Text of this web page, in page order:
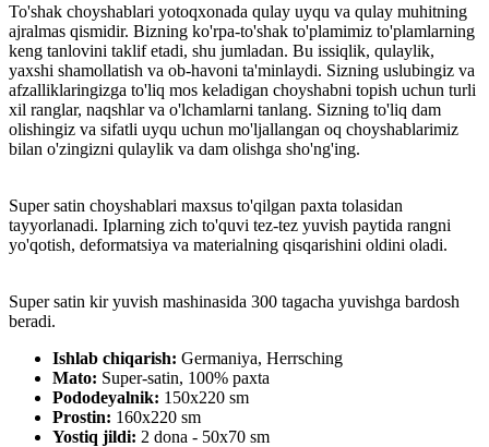
To'shak choyshablari yotoqxonada qulay uyqu va qulay muhitning
ajralmas qismidir. Bizning ko'rpa-to'shak to'plamimiz to'plamlarning
keng tanlovini taklif etadi, shu jumladan. Bu issiqlik, qulaylik,
yaxshi shamollatish va ob-havoni ta'minlaydi. Sizning uslubingiz va
afzalliklaringizga to'liq mos keladigan choyshabni topish uchun turli
xil ranglar, naqshlar va o'lchamlarni tanlang. Sizning to'liq dam
olishingiz va sifatli uyqu uchun mo'ljallangan oq choyshablarimiz
bilan o'zingizni qulaylik va dam olishga sho'ng'ing.
Super satin choyshablari maxsus to'qilgan paxta tolasidan
tayyorlanadi. Iplarning zich to'quvi tez-tez yuvish paytida rangni
yo'qotish, deformatsiya va materialning qisqarishini oldini oladi.
Super satin kir yuvish mashinasida 300 tagacha yuvishga bardosh
beradi.
Ishlab chiqarish: Germaniya, Herrsching
Mato: Super-satin, 100% paxta
Pododeyalnik: 150х220 sm
Prostin: 160х220 sm
Yostiq jildi: 2 dona - 50x70 sm